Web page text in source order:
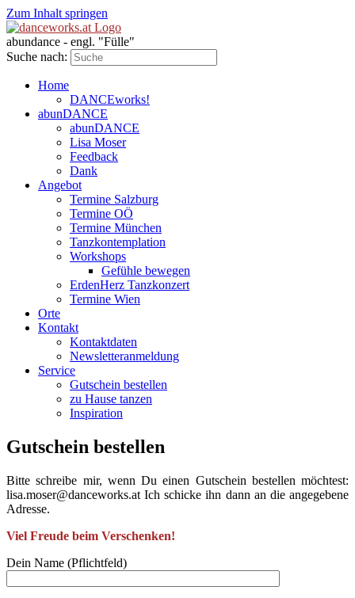
Zum Inhalt springen
abundance - engl. "Fülle"
Suche nach:
Home
DANCEworks!
abunDANCE
abunDANCE
Lisa Moser
Feedback
Dank
Angebot
Termine Salzburg
Termine OÖ
Termine München
Tanzkontemplation
Workshops
Gefühle bewegen
ErdenHerz Tanzkonzert
Termine Wien
Orte
Kontakt
Kontaktdaten
Newsletteranmeldung
Service
Gutschein bestellen
zu Hause tanzen
Inspiration
Gutschein bestellen
Bitte schreibe mir, wenn Du einen Gutschein bestellen möchtest:
lisa.moser@danceworks.at Ich schicke ihn dann an die angegebene
Adresse.
Viel Freude beim Verschenken!
Dein Name (Pflichtfeld)